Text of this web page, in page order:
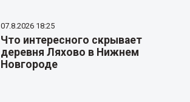
07.8.2026 18:25
Что интересного скрывает
деревня Ляхово в Нижнем
Новгороде